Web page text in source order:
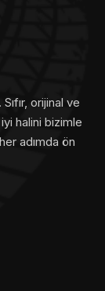
orijinal ve
iyi halini bizimle
adımda ön